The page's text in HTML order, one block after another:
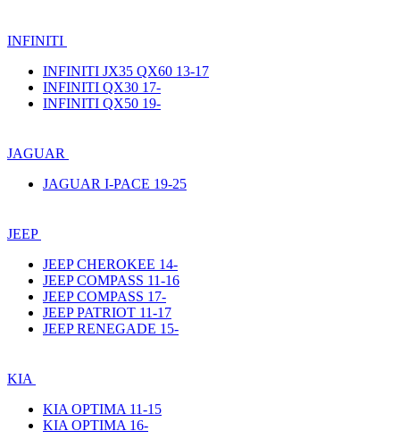
INFINITI
INFINITI JX35 QX60 13-17
INFINITI QX30 17-
INFINITI QX50 19-
JAGUAR
JAGUAR I-PACE 19-25
JEEP
JEEP CHEROKEE 14-
JEEP COMPASS 11-16
JEEP COMPASS 17-
JEEP PATRIOT 11-17
JEEP RENEGADE 15-
KIA
KIA OPTIMA 11-15
KIA OPTIMA 16-